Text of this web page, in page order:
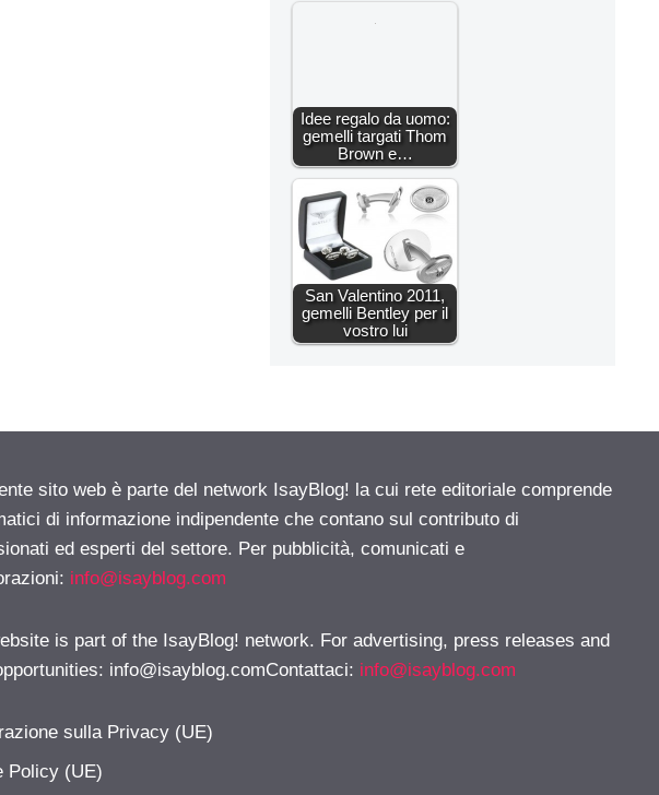
Idee regalo da uomo:
gemelli targati Thom
Brown e…
San Valentino 2011,
gemelli Bentley per il
vostro lui
sito web è parte del network IsayBlog! la cui rete editoriale comprende
di informazione indipendente che contano sul contributo di
ed esperti del settore. Per pubblicità, comunicati e
info@isayblog.com
is part of the IsayBlog! network. For advertising, press releases and
info@isayblog.comContattaci: info@isayblog.com
sulla Privacy (UE)
Policy (UE)